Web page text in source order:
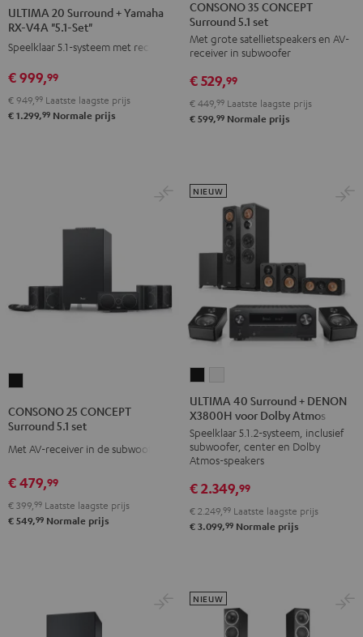
Surround
+
RX-
V4A
"5.1-
Surround
+
RX-
V4A
"5.1-
ULTIMA 20 Surround + Yamaha
RX-V4A "5.1-Set"
Speelklaar 5.1-systeem met receiver
€ 999,99
€ 949,99 Laatste laagste prijs
€ 1.299,99 Normale prijs
CONCEPT
Surround
5.1
set
Zwart
CONCEPT
Surround
5.1
set
Wit
CONSONO 35 CONCEPT
Surround 5.1 set
Met grote satellietspeakers en AV-
receiver in subwoofer
€ 529,99
€ 449, 99 Laatste laagste prijs
€ 599,99 Normale prijs
CONCEPT
set
Zwart
CONSONO 25 CONCEPT
Surround 5.1 set
Met AV-receiver in de subwoofer
€ 479,99
€ 399, 99 Laatste laagste prijs
€ 549,99 Normale prijs
40
Surround
+
DENON
voor
Dolby
Atmos
40
Surround
+
DENON
voor
Dolby
Atmos
ULTIMA 40 Surround + DENON
X3800H voor Dolby Atmos
Speelklaar 5.1.2-systeem, inclusief
subwoofer, center en Dolby
Atmos-speakers
NIEUW
€ 2.349,99
€ 2.249, 99 Laatste laagste prijs
€ 3.099,99 Normale prijs
NIEUW